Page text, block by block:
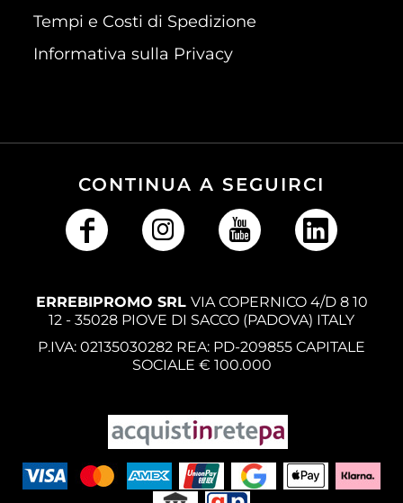
Tempi e Costi di Spedizione
Informativa sulla Privacy
CONTINUA A SEGUIRCI
ERREBIPROMO SRL VIA COPERNICO 4/D 8 10
12 - 35028 PIOVE DI SACCO (PADOVA) ITALY
P.IVA: 02135030282 REA: PD-209855 CAPITALE
SOCIALE € 100.000